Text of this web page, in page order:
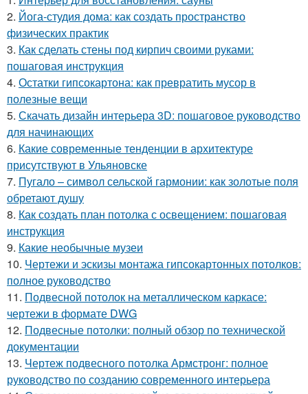
2. Йога-студия дома: как создать пространство
физических практик
3. Как сделать стены под кирпич своими руками:
пошаговая инструкция
4. Остатки гипсокартона: как превратить мусор в
полезные вещи
5. Скачать дизайн интерьера 3D: пошаговое руководство
для начинающих
6. Какие современные тенденции в архитектуре
присутствуют в Ульяновске
7. Пугало – символ сельской гармонии: как золотые поля
обретают душу
8. Как создать план потолка с освещением: пошаговая
инструкция
9. Какие необычные музеи
10. Чертежи и эскизы монтажа гипсокартонных потолков:
полное руководство
11. Подвесной потолок на металлическом каркасе:
чертежи в формате DWG
12. Подвесные потолки: полный обзор по технической
документации
13. Чертеж подвесного потолка Армстронг: полное
руководство по созданию современного интерьера